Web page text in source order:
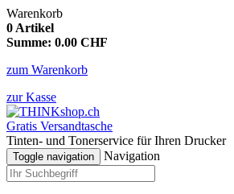
Warenkorb
0 Artikel
Summe: 0.00 CHF
zum Warenkorb
zur Kasse
Gratis Versandtasche
Tinten- und Tonerservice für Ihren Drucker
Toggle navigation Navigation